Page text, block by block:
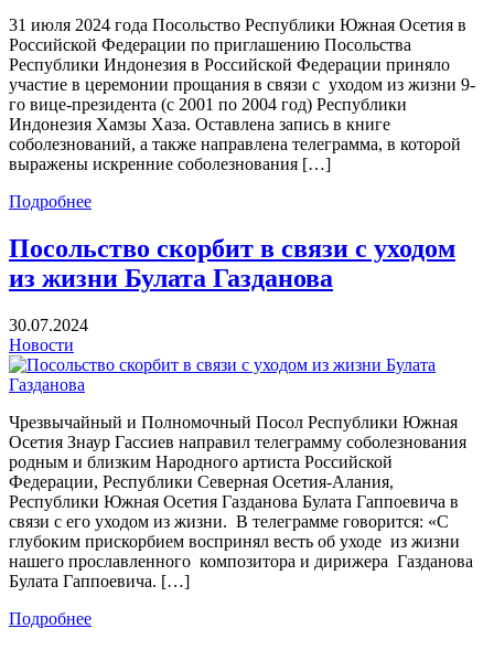
31 июля 2024 года Посольство Республики Южная Осетия в
Российской Федерации по приглашению Посольства
Республики Индонезия в Российской Федерации приняло
участие в церемонии прощания в связи с уходом из жизни 9-
го вице-президента (с 2001 по 2004 год) Республики
Индонезия Хамзы Хаза. Оставлена запись в книге
соболезнований, а также направлена телеграмма, в которой
выражены искренние соболезнования […]
Подробнее
Посольство скорбит в связи с уходом
из жизни Булата Газданова
30.07.2024
Новости
Осетия Знаур Гассиев направил телеграмму соболезнования
родным и близким Народного артиста Российской
Федерации, Республики Северная Осетия-Алания,
Республики Южная Осетия Газданова Булата Гаппоевича в
связи с его уходом из жизни. В телеграмме говорится: «С
глубоким прискорбием воспринял весть об уходе из жизни
нашего прославленного композитора и дирижера Газданова
Булата Гаппоевича. […]
Подробнее